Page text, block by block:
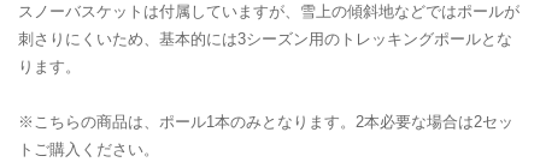
スノーバスケットは付属していますが、雪上の傾斜地などではポールが
刺さりにくいため、基本的には3シーズン用のトレッキングポールとな
ります。
※こちらの商品は、ポール1本のみとなります。2本必要な場合は2セッ
トご購入ください。